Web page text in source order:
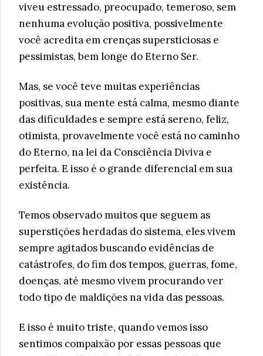
viveu estressado, preocupado, temeroso, sem
nenhuma evolução positiva, possivelmente
você acredita em crenças supersticiosas e
pessimistas, bem longe do Eterno Ser.
Mas, se você teve muitas experiências
positivas, sua mente está calma, mesmo diante
das dificuldades e sempre está sereno, feliz,
otimista, provavelmente você está no caminho
do Eterno, na lei da Consciência Diviva e
perfeita. E isso é o grande diferencial em sua
existência.
Temos observado muitos que seguem as
superstições herdadas do sistema, eles vivem
sempre agitados buscando evidências de
catástrofes, do fim dos tempos, guerras, fome,
doenças, até mesmo vivem procurando ver
todo tipo de maldições na vida das pessoas.
E isso é muito triste, quando vemos isso
sentimos compaixão por essas pessoas que